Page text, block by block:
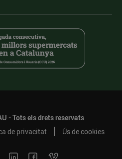
- Tots els drets reservats
de privacitat Ús de cookies